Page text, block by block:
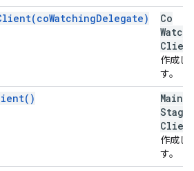
Co
作成し
す。
Main
Stage
作成し
す。